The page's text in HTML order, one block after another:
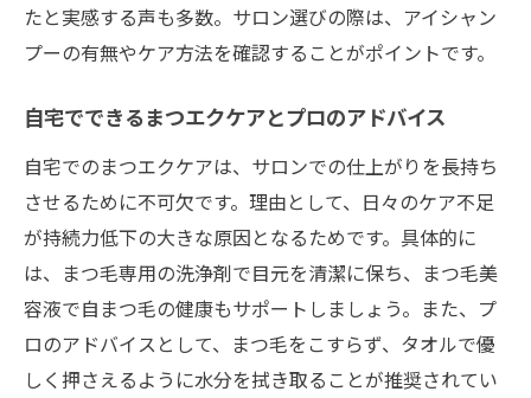
たと実感する声も多数。サロン選びの際は、アイシャン
プーの有無やケア方法を確認することがポイントです。
自宅でできるまつエクケアとプロのアドバイス
自宅でのまつエクケアは、サロンでの仕上がりを長持ち
させるために不可欠です。理由として、日々のケア不足
が持続力低下の大きな原因となるためです。具体的に
は、まつ毛専用の洗浄剤で目元を清潔に保ち、まつ毛美
容液で自まつ毛の健康もサポートしましょう。また、プ
ロのアドバイスとして、まつ毛をこすらず、タオルで優
しく押さえるように水分を拭き取ることが推奨されてい